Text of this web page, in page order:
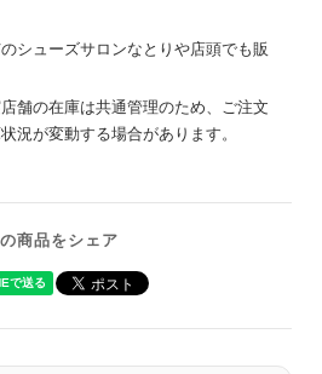
シューズサロンなとりや店頭でも販
舗の在庫は共通管理のため、ご注文
況が変動する場合があります。
商品をシェア